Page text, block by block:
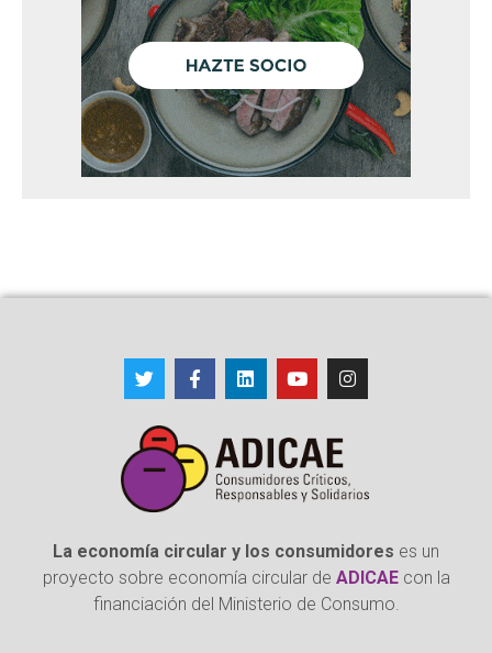
La economía circular y los consumidores es un
proyecto sobre economía circular de ADICAEcon la
financiación del Ministerio de Consumo.